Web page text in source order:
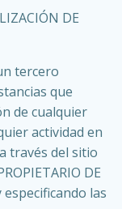
DE
tercero
que
de cualquier
actividad en
través del sitio
DE
las